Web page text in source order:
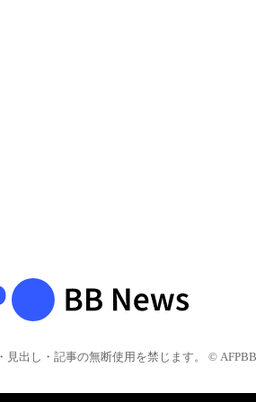
見出し・記事の無断使用を禁じます。 © AFPBB